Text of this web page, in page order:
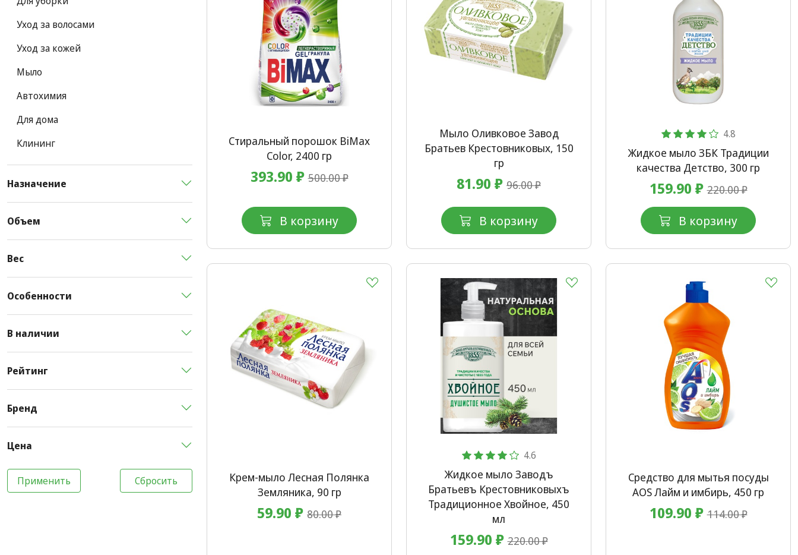
Уход за волосами
Уход за кожей
Мыло
Автохимия
Для дома
Клининг
Назначение
Объем
Вес
Особенности
В наличии
Рейтинг
Бренд
Цена
Применить Сбросить
Стиральный порошок BiMax
Color, 2400 гр
393.90 ₽500.00 ₽
В корзину
Мыло Оливковое Завод
Братьев Крестовниковых, 150
гр
81.90 ₽ 96.00 ₽
В корзину
4.8
Жидкое мыло ЗБК Традиции
качества Детство, 300 гр
159.90 ₽220.00 ₽
В корзину
Крем-мыло Лесная Полянка
Земляника, 90 гр
59.90 ₽ 80.00 ₽
4.6
Жидкое мыло Заводъ
Братьевъ Крестовниковыхъ
Традиционное Хвойное, 450
мл
159.90 ₽220.00 ₽
Средство для мытья посуды
AOS Лайм и имбирь, 450 гр
109.90 ₽114.00 ₽